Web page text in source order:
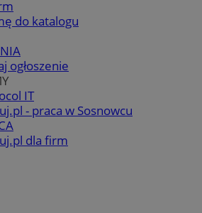
do katalogu
ogłoszenie
IT
- praca w Sosnowcu
dla firm